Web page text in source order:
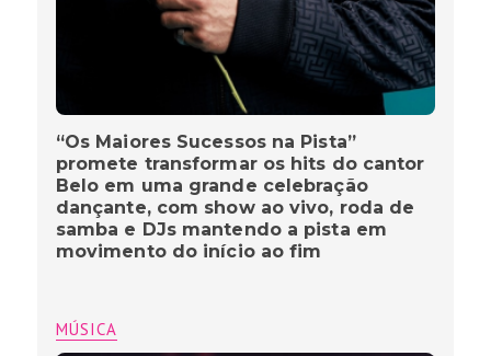
“Os Maiores Sucessos na Pista”
promete transformar os hits do cantor
Belo em uma grande celebração
dançante, com show ao vivo, roda de
samba e DJs mantendo a pista em
movimento do início ao fim
MÚSICA